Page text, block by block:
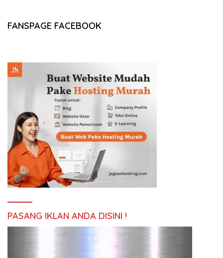
FANSPAGE FACEBOOK
PASANG IKLAN ANDA DISINI !